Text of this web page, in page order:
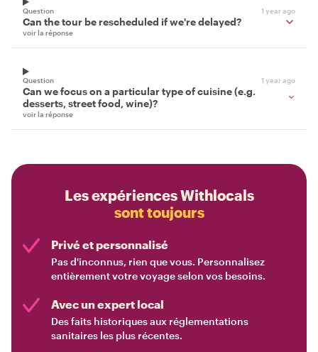
Question 1 year ago
Can the tour be rescheduled if we're delayed?
voir la réponse
Question 1 year ago
Can we focus on a particular type of cuisine (e.g.
desserts, street food, wine)?
voir la réponse
Les expériences Withlocals
sont toujours
Privé et personnalisé
Pas d'inconnus, rien que vous. Personnalisez
entièrement votre voyage selon vos besoins.
Avec un expert local
Des faits historiques aux réglementations
sanitaires les plus récentes.